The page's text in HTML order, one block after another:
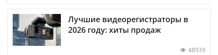
Лучшие видеорегистраторы в
2026 году: хиты продаж
48939